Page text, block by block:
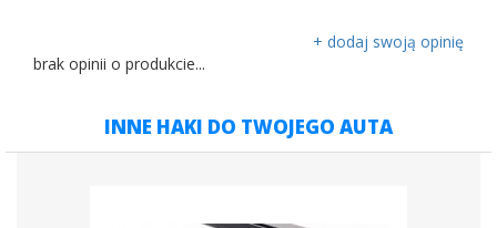
+ dodaj swoją opinię
brak opinii o produkcie...
INNE HAKI DO TWOJEGO AUTA